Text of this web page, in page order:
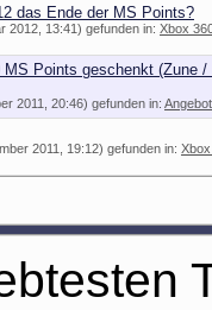
das Ende der MS Points?
2012, 13:41) gefunden in: Xbox
MS Points geschenkt (Zune /
2011, 20:46) gefunden in:
2011, 19:12) gefunden in: